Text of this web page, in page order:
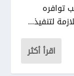
توافره
اقرأ أكثر